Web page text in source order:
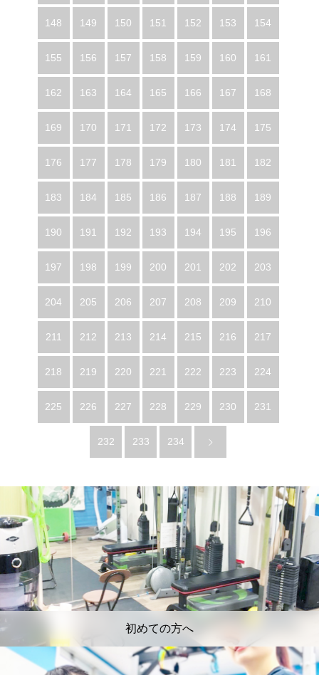
148 149 150 151 152 153 154
155 156 157 158 159 160 161
162 163 164 165 166 167 168
169 170 171 172 173 174 175
176 177 178 179 180 181 182
183 184 185 186 187 188 189
190 191 192 193 194 195 196
197 198 199 200 201 202 203
204 205 206 207 208 209 210
211 212 213 214 215 216 217
218 219 220 221 222 223 224
225 226 227 228 229 230 231
232 233 234
初めての方へ